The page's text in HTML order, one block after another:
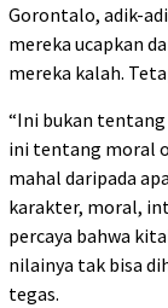
Gorontalo, adik-
mereka ucapkan
mereka kalah.
“Ini bukan
ini tentang moral
mahal daripada
karakter, moral,
percaya bahwa
nilainya tak bisa
tegas.